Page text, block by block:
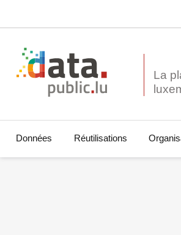
La
Données Réutilisations